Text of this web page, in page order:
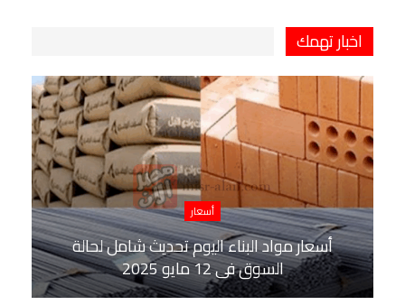
اخبار تهمك
أسعار
أسعار مواد البناء اليوم تحديث شامل لحالة
السوق في 12 مايو 2025